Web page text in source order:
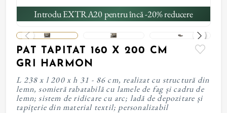
Introdu EXTRA20 pentru încă -20% reducere
PAT TAPITAT 160 X 200 CM
GRI HARMON
L 238 x l 200 x h 31 - 86 cm, realizat cu structură din
lemn, somieră rabatabilă cu lamele de fag și cadru de
lemn; sistem de ridicare cu arc; ladă de depozitare și
tapițerie din material textil; personalizabil